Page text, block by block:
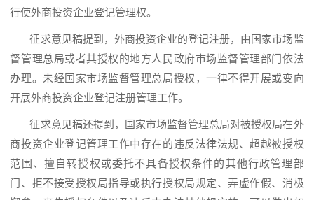
行使外商投资企业登记管理权。
征求意见稿提到，外商投资企业的登记注册，由国家市场监
督管理总局或者其授权的地方人民政府市场监督管理部门依法
办理。未经国家市场监督管理总局授权，一律不得开展或变向
开展外商投资企业登记注册管理工作。
征求意见稿还提到，国家市场监督管理总局对被授权局在外
商投资企业登记管理工作中存在的违反法律法规、超越被授权
范围、擅自转授权或委托不具备授权条件的其他行政管理部
门、拒不接受授权局指导或执行授权局规定、弄虚作假、消极